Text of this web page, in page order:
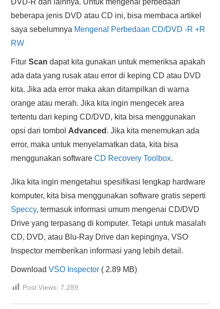
DVD-R dan lainnya. Untuk mengenai perbedaan
beberapa jenis DVD atau CD ini, bisa membaca artikel
saya sebelumnya Mengenal Perbedaan CD/DVD -R +R
RW
FiturScan dapat kita gunakan untuk memeriksa apakah
ada data yang rusak atau error di keping CD atau DVD
kita. Jika ada error maka akan ditampilkan di warna
orange atau merah. Jika kita ingin mengecek area
tertentu dari keping CD/DVD, kita bisa menggunakan
opsi dari tombol Advanced . Jika kita menemukan ada
error, maka untuk menyelamatkan data, kita bisa
menggunakan softwareCD Recovery Toolbox.
Jika kita ingin mengetahui spesifikasi lengkap hardware
komputer, kita bisa menggunakan software gratis seperti
Speccy, termasuk informasi umum mengenai CD/DVD
Drive yang terpasang di komputer. Tetapi untuk masalah
CD, DVD, atau Blu-Ray Drive dan kepingnya, VSO
Inspector memberikan informasi yang lebih detail.
DownloadVSO Inspector ( 2.89 MB)
Post Views: 7,289